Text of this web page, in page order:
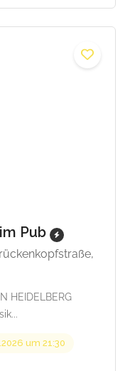
Pub
HEIDELBERG
um 21:30